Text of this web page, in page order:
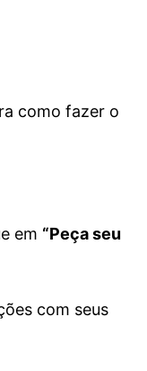
como fazer o
em “Peça seu
com seus